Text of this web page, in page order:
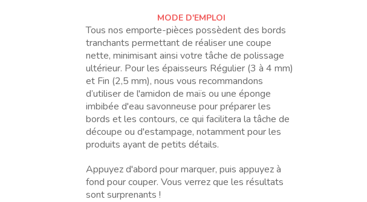
MODE D'EMPLOI
Tous nos emporte-pièces possèdent des bords
tranchants permettant de réaliser une coupe
nette, minimisant ainsi votre tâche de polissage
ultérieur. Pour les épaisseurs Régulier (3 à 4 mm)
et Fin (2,5 mm), nous vous recommandons
d’utiliser de l'amidon de maïs ou une éponge
imbibée d'eau savonneuse pour préparer les
bords et les contours, ce qui facilitera la tâche de
découpe ou d'estampage, notamment pour les
produits ayant de petits détails.
Appuyez d'abord pour marquer, puis appuyez à
fond pour couper. Vous verrez que les résultats
sont surprenants !